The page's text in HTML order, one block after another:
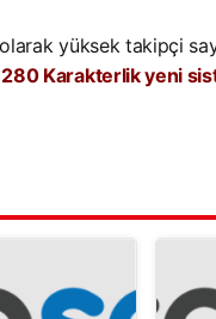
yüksek takipçi
280 Karakterlik yeni